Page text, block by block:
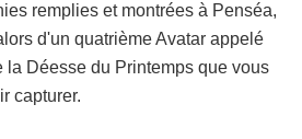
remplies et montrées à Penséa,
d'un quatrième Avatar appelé
la Déesse du Printemps que vous
capturer.